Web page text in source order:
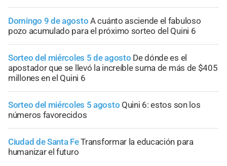
Domingo 9 de agosto A cuánto asciende el fabuloso
pozo acumulado para el próximo sorteo del Quini 6
Sorteo del miércoles 5 de agosto De dónde es el
apostador que se llevó la increíble suma de más de $405
millones en el Quini 6
Sorteo del miércoles 5 agosto Quini 6: estos son los
números favorecidos
Ciudad de Santa FeTransformar la educación para
humanizar el futuro